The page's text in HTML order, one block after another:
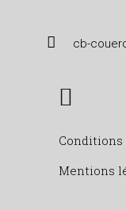
cb-
Conditions
Mentions